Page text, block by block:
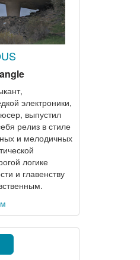
электроники,
выпустил
релиз в стиле
и мелодичных
логике
и главенству